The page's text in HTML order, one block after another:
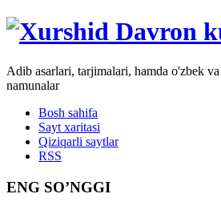
Adib asarlari, tarjimalari, hamda o'zbek
namunalar
Bosh sahifa
Sayt xaritasi
Qiziqarli saytlar
RSS
ENG SO’NGGI